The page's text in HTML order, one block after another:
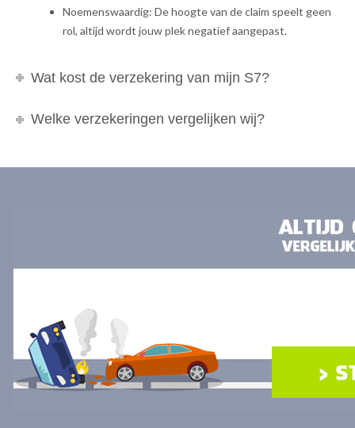
Noemenswaardig: De hoogte van de claim speelt geen
rol, altijd wordt jouw plek negatief aangepast.
Wat kost de verzekering van mijn S7?
Welke verzekeringen vergelijken wij?